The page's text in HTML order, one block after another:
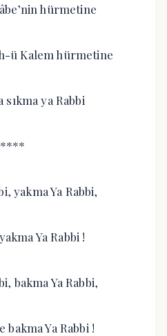
hürmetine
ü Kalem hürmetine
sıkma ya Rabbi
****
yakma Ya Rabbi,
Ya Rabbi !
bakma Ya Rabbi,
bakma Ya Rabbi !